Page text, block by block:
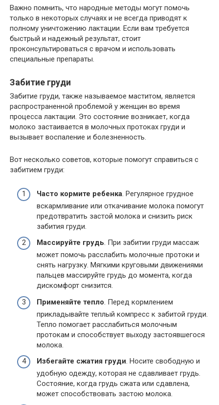
Важно помнить, что народные методы могут помочь
только в некоторых случаях и не всегда приводят к
полному уничтожению лактации. Если вам требуется
быстрый и надежный результат, стоит
проконсультироваться с врачом и использовать
специальные препараты.
Забитие груди
Забитие груди, также называемое маститом, является
распространенной проблемой у женщин во время
процесса лактации. Это состояние возникает, когда
молоко застаивается в молочных протоках груди и
вызывает воспаление и болезненность.
Вот несколько советов, которые помогут справиться с
забитием груди:
Часто кормите ребенка. Регулярное грудное
вскармливание или откачивание молока помогут
предотвратить застой молока и снизить риск
забития груди.
Массируйте грудь. При забитии груди массаж
может помочь расслабить молочные протоки и
снять нагрузку. Мягкими круговыми движениями
пальцев массируйте грудь до момента, когда
дискомфорт снизится.
Применяйте тепло. Перед кормлением
прикладывайте теплый компресс к забитой груди.
Тепло помогает расслабиться молочным
протокам и способствует выходу застоявшегося
молока.
Избегайте сжатия груди. Носите свободную и
удобную одежду, которая не сдавливает грудь.
Состояние, когда грудь сжата или сдавлена,
может способствовать застою молока.